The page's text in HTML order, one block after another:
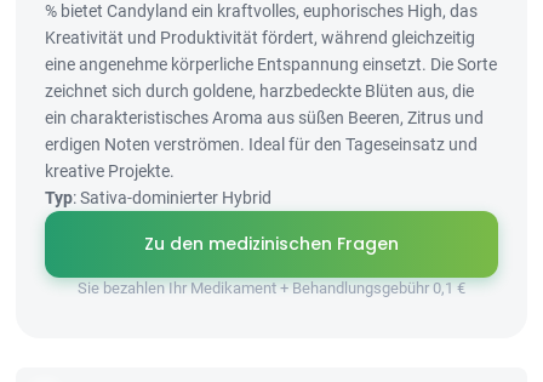
% bietet Candyland ein kraftvolles, euphorisches High, das
Kreativität und Produktivität fördert, während gleichzeitig
eine angenehme körperliche Entspannung einsetzt. Die Sorte
zeichnet sich durch goldene, harzbedeckte Blüten aus, die
ein charakteristisches Aroma aus süßen Beeren, Zitrus und
erdigen Noten verströmen. Ideal für den Tageseinsatz und
kreative Projekte.
Typ: Sativa-dominierter Hybrid
Zu den medizinischen Fragen
Sie bezahlen Ihr Medikament + Behandlungsgebühr 0,1 €